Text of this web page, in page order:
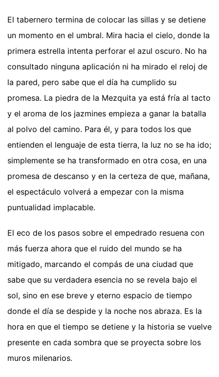
El tabernero termina de colocar las sillas y se detiene
un momento en el umbral. Mira hacia el cielo, donde la
primera estrella intenta perforar el azul oscuro. No ha
consultado ninguna aplicación ni ha mirado el reloj de
la pared, pero sabe que el día ha cumplido su
promesa. La piedra de la Mezquita ya está fría al tacto
y el aroma de los jazmines empieza a ganar la batalla
al polvo del camino. Para él, y para todos los que
entienden el lenguaje de esta tierra, la luz no se ha ido;
simplemente se ha transformado en otra cosa, en una
promesa de descanso y en la certeza de que, mañana,
el espectáculo volverá a empezar con la misma
puntualidad implacable.
El eco de los pasos sobre el empedrado resuena con
más fuerza ahora que el ruido del mundo se ha
mitigado, marcando el compás de una ciudad que
sabe que su verdadera esencia no se revela bajo el
sol, sino en ese breve y eterno espacio de tiempo
donde el día se despide y la noche nos abraza. Es la
hora en que el tiempo se detiene y la historia se vuelve
presente en cada sombra que se proyecta sobre los
muros milenarios.